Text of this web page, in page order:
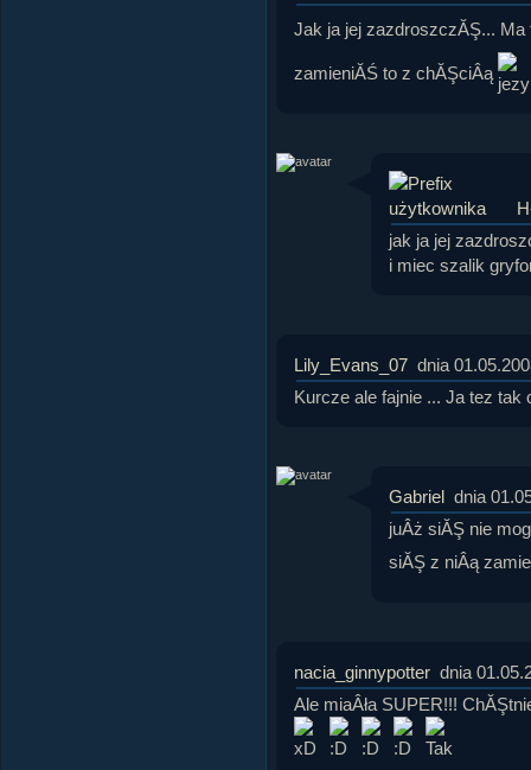
Jak ja jej zazdroszczĂŞ...
zamieniĂŚ to z chĂŞciÂą
jak ja jej
i miec szalik
Lily_Evans_07 dnia
Kurcze ale fajnie ... Ja tez tak
Gabriel dnia
juÂż siĂŞ nie
siĂŞ z niÂą
nacia_ginnypotter dnia
Ale miaÂła SUPER!!!